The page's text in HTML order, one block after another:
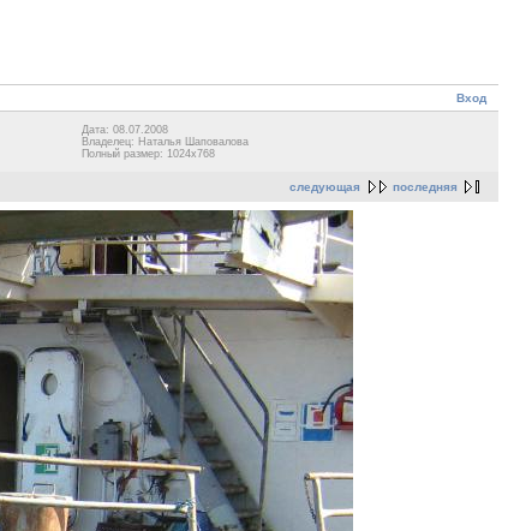
Вход
Дата: 08.07.2008
Владелец: Наталья Шаповалова
Полный размер: 1024x768
следующая последняя